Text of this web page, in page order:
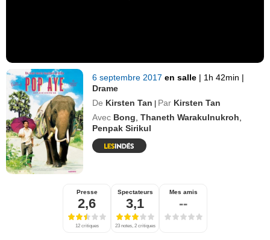
6 septembre 2017en salle | 1h 42min |
Drame
De Kirsten Tan | Par Kirsten Tan
Avec Bong ,Thaneth Warakulnukroh
Penpak Sirikul
Presse
2,6
12 critiques
Spectateurs
3,1
23 notes, 2 critiques
Mes amis
--